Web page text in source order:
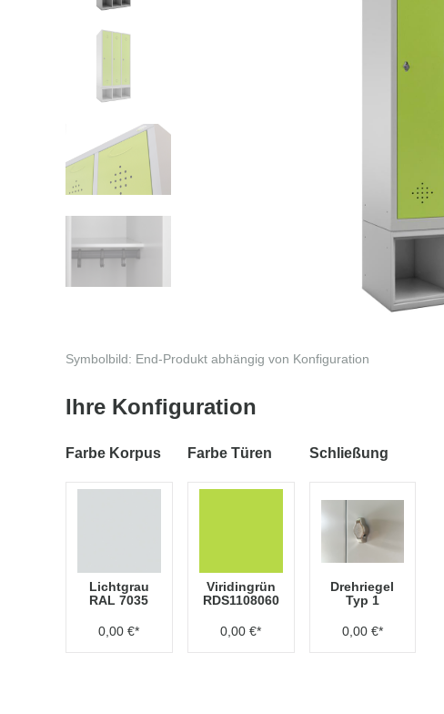
Symbolbild: End-Produkt abhängig von Konfiguration
Ihre Konfiguration
Farbe Korpus
Lichtgrau
RAL 7035
0,00 €*
Farbe Türen
Viridingrün
RDS1108060
0,00 €*
Schließung
Drehriegel
Typ 1
0,00 €*